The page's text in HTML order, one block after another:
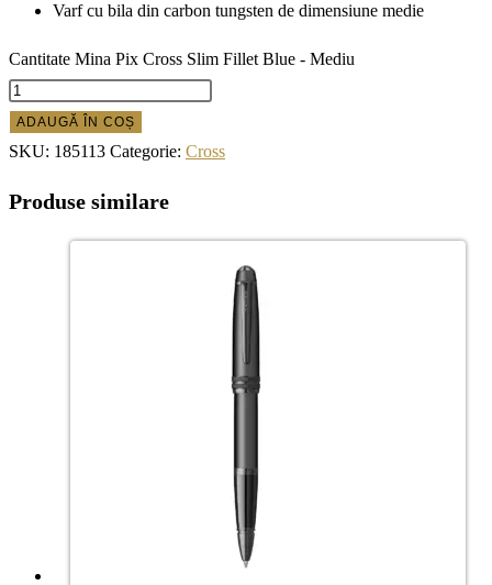
Varf cu bila din carbon tungsten de dimensiune medie
Cantitate Mina Pix Cross Slim Fillet Blue - Mediu
ADAUGĂ ÎN COȘ
SKU: 185113 Categorie: Cross
Produse similare